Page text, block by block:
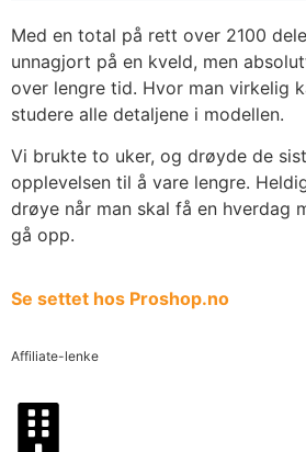
Med en total på rett over 2100
unnagjort på en kveld, men
over lengre tid. Hvor man virkelig
studere alle detaljene i modellen.
Vi brukte to uker, og drøyde de
opplevelsen til å vare lengre.
drøye når man skal få en hverdag
gå opp.
Se settet hos Proshop.no
Affiliate-lenke